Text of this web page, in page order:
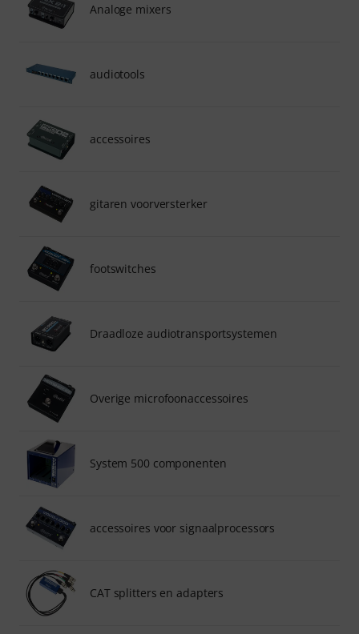
Analoge mixers
audiotools
accessoires
gitaren voorversterker
footswitches
Draadloze audiotransportsystemen
Overige microfoonaccessoires
System 500 componenten
accessoires voor signaalprocessors
CAT splitters en adapters